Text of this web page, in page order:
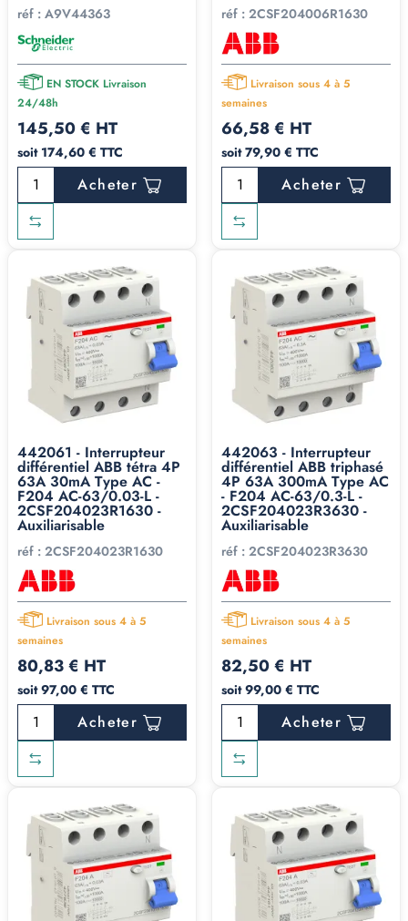
réf : A9V44363
EN STOCK Livraison
24/48h
145,50 € HT
soit 174,60 € TTC
Acheter
réf : 2CSF204006R1630
Livraison sous 4 à 5
semaines
66,58 € HT
soit 79,90 € TTC
Acheter
442061 - Interrupteur
différentiel ABB tétra 4P
63A 30mA Type AC -
F204 AC-63/0.03-L -
2CSF204023R1630 -
Auxiliarisable
réf : 2CSF204023R1630
Livraison sous 4 à 5
semaines
80,83 € HT
soit 97,00 € TTC
Acheter
442063 - Interrupteur
différentiel ABB triphasé
4P 63A 300mA Type AC
- F204 AC-63/0.3-L -
2CSF204023R3630 -
Auxiliarisable
réf : 2CSF204023R3630
Livraison sous 4 à 5
semaines
82,50 € HT
soit 99,00 € TTC
Acheter